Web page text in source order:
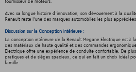
fournisseur de moteurs.
Avec sa longue histoire d'innovation, son dévouement à la
Renault reste l'une des marques automobiles les plus
Discussion sur la Conception Intérieure :
La conception intérieure de la Renault Megane Electrique est à
des matériaux de haute qualité et des commandes
Electrique offre une expérience de conduite confortable. De
pratiques et de sièges spacieux, ce qui en fait un choix idéal
famille.